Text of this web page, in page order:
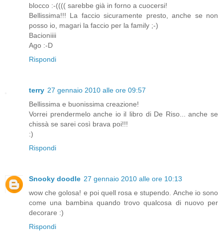
blocco :-(((( sarebbe già in forno a cuocersi!
Bellissima!!! La faccio sicuramente presto, anche se non
posso io, magari la faccio per la family ;-)
Bacioniiii
Ago :-D
Rispondi
terry 27 gennaio 2010 alle ore 09:57
Bellissima e buonissima creazione!
Vorrei prendermelo anche io il libro di De Riso... anche se
chissà se sarei così brava poi!!!
:)
Rispondi
Snooky doodle 27 gennaio 2010 alle ore 10:13
wow che golosa! e poi quell rosa e stupendo. Anche io sono
come una bambina quando trovo qualcosa di nuovo per
decorare :)
Rispondi